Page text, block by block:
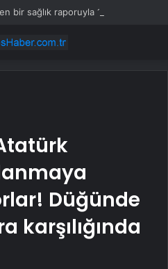
Düğünde
karşılığında